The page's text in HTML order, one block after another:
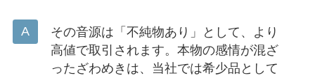
その音源は「不純物あり」として、より
高値で取引されます。本物の感情が混ざ
ったざわめきは、当社では希少品として